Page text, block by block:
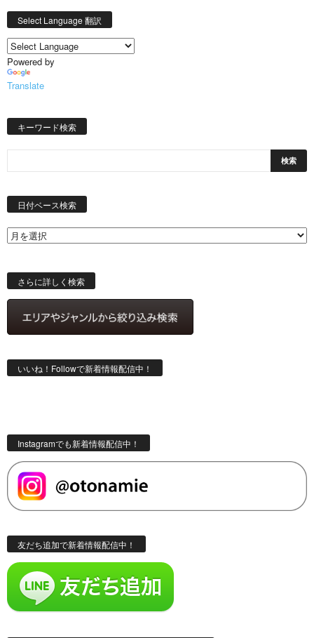
Select Language 翻訳
Powered by
Translate
キーワード検索
日付ベース検索
索
さらに詳しく検索
いいね！Followで新着情報配信中！
Instagramでも新着情報配信中！
友だち追加で新着情報配信中！